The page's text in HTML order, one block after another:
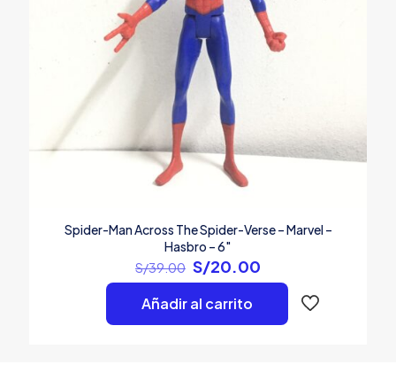
Spider-Man Across The Spider-Verse – Marvel –
Hasbro – 6″
S/39.00 El
precio
original
era:
S/39.00.
S/20.00
precio
actual
S/20.00.
Añadir al carrito